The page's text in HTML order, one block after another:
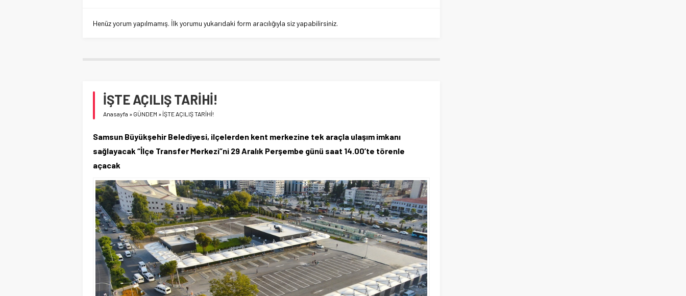
Henüz yorum yapılmamış. İlk yorumu yukarıdaki form aracılığıyla siz yapabilirsiniz.
İŞTE AÇILIŞ TARİHİ!
Anasayfa » GÜNDEM » İŞTE AÇILIŞ TARİHİ!
Samsun Büyükşehir Belediyesi, ilçelerden kent merkezine tek araçla ulaşım imkanı
sağlayacak “İlçe Transfer Merkezi”ni 29 Aralık Perşembe günü saat 14.00’te törenle
açacak